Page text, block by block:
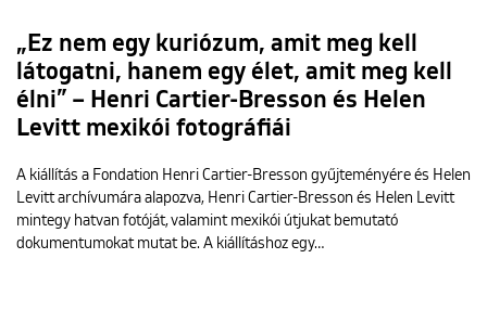
„Ez nem egy kuriózum, amit meg kell
látogatni, hanem egy élet, amit meg kell
élni” – Henri Cartier-Bresson és Helen
Levitt mexikói fotográfiái
A kiállítás a Fondation Henri Cartier-Bresson gyűjteményére és Helen
Levitt archívumára alapozva, Henri Cartier-Bresson és Helen Levitt
mintegy hatvan fotóját, valamint mexikói útjukat bemutató
dokumentumokat mutat be. A kiállításhoz egy…